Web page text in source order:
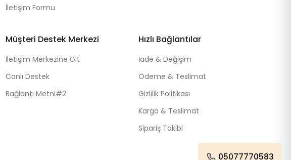
İletişim Formu
Müşteri Destek Merkezi
İletişim Merkezine Git
Canlı Destek
Bağlantı Metni#2
Hızlı Bağlantılar
İade & Değişim
Ödeme & Teslimat
Gizlilik Politikası
Kargo & Teslimat
Sipariş Takibi
05077770583